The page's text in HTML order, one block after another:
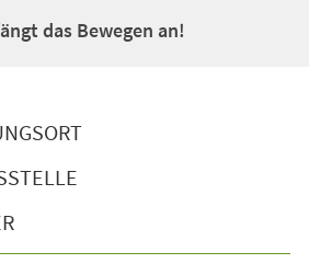
das Bewegen an!